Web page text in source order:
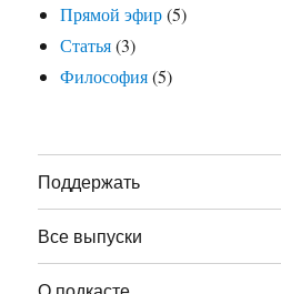
Прямой эфир(5)
Статья(3)
Философия(5)
Поддержать
Все выпуски